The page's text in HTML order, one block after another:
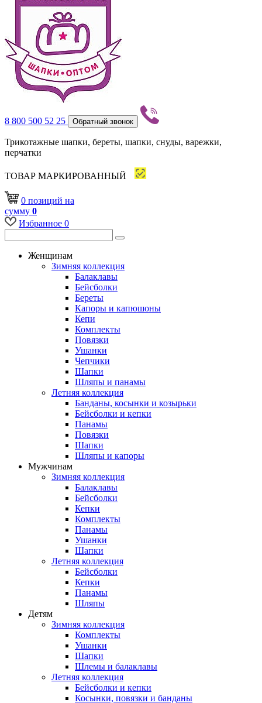
8 800 500 52 25 Обратный звонок
Трикотажные шапки, береты, шапки, снуды, варежки,
перчатки
ТОВАР МАРКИРОВАННЫЙ
0 позиций на
сумму 0
Избранное 0
Женщинам
Зимняя коллекция
Балаклавы
Бейсболки
Береты
Капоры и капюшоны
Кепи
Комплекты
Повязки
Ушанки
Чепчики
Шапки
Шляпы и панамы
Летняя коллекция
Банданы, косынки и козырьки
Бейсболки и кепки
Панамы
Повязки
Шапки
Шляпы и капоры
Мужчинам
Зимняя коллекция
Балаклавы
Бейсболки
Кепки
Комплекты
Панамы
Ушанки
Шапки
Летняя коллекция
Бейсболки
Кепки
Панамы
Шляпы
Детям
Зимняя коллекция
Комплекты
Ушанки
Шапки
Шлемы и балаклавы
Летняя коллекция
Бейсболки и кепки
Косынки, повязки и банданы